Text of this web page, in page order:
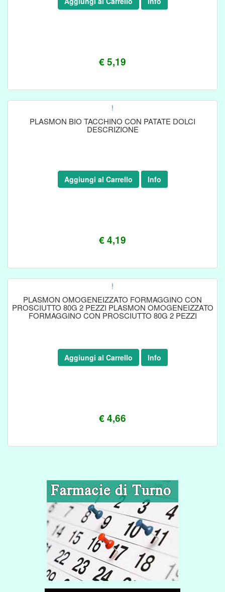
€ 5,19
!
PLASMON BIO TACCHINO CON PATATE DOLCI
DESCRIZIONE
€ 4,19
Aggiungi al Carrello Info
!
PLASMON OMOGENEIZZATO FORMAGGINO CON
PROSCIUTTO 80G 2 PEZZI PLASMON OMOGENEIZZATO
FORMAGGINO CON PROSCIUTTO 80G 2 PEZZI
€ 4,66
Aggiungi al Carrello Info